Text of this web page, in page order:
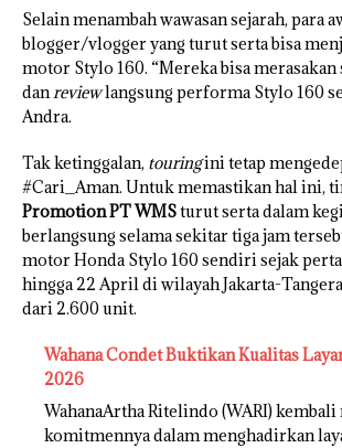
Selain menambah wawasan sejarah, para
blogger/vlogger yang turut serta bisa
motor Stylo 160. “Mereka bisa
danreviewlangsung performa Stylo 160
Andra.
Tak ketinggalan, touringini tetap
#Cari_Aman. Untuk memastikan hal ini,
Promotion PT WMSturut serta dalam
berlangsung selama sekitar tiga jam
motor Honda Stylo 160 sendiri sejak
hingga 22 April di wilayah Jakarta-
dari 2.600 unit.
Wahana Condet Buktikan Kualitas
2026
WahanaArtha Ritelindo (WARI)
komitmennya dalam menghadirkan